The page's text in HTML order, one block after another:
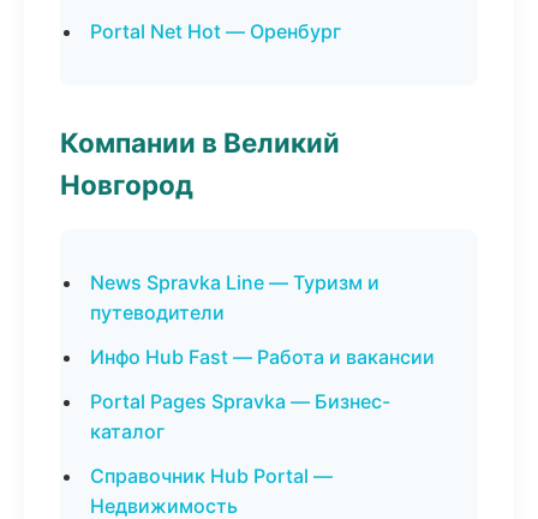
Portal Net Hot — Оренбург
Компании в Великий
Новгород
News Spravka Line — Туризм и
путеводители
Инфо Hub Fast — Работа и вакансии
Portal Pages Spravka — Бизнес-
каталог
Справочник Hub Portal —
Недвижимость